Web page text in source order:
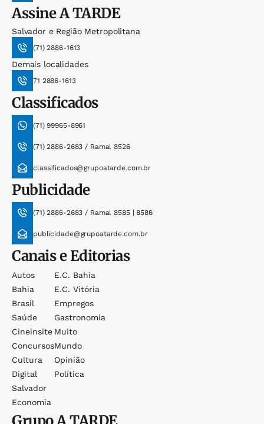
AssineA TARDE
Salvador e Região Metropolitana
(71) 2886-1613
Demais localidades
71 2886-1613
Classificados
(71) 99965-8961
(71) 2886-2683 / Ramal 8526
classificados@grupoatarde.com.br
Publicidade
(71) 2886-2683 / Ramal 8585 | 8586
publicidade@grupoatarde.com.br
Canais e Editorias
Autos
Bahia
Brasil
Saúde
Cineinsite
Concursos
Cultura
Digital
Salvador
Economia
E.c. Bahia
E.c. Vitória
Empregos
Gastronomia
Muito
Mundo
Opinião
Política